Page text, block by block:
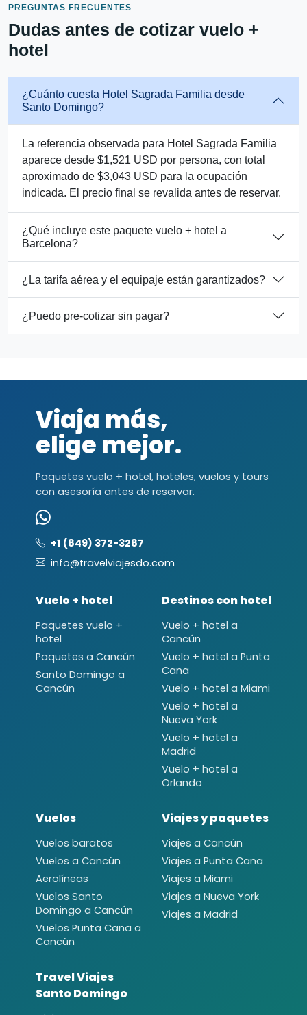
PREGUNTAS FRECUENTES
Dudas antes de cotizar vuelo +
hotel
¿Cuánto cuesta Hotel Sagrada Familia desde
Santo Domingo?
La referencia observada para Hotel Sagrada Familia
aparece desde $1,521 USD por persona, con total
aproximado de $3,043 USD para la ocupación
indicada. El precio final se revalida antes de reservar.
¿Qué incluye este paquete vuelo + hotel a
Barcelona?
¿La tarifa aérea y el equipaje están garantizados?
¿Puedo pre-cotizar sin pagar?
Viaja más,
elige mejor.
Paquetes vuelo + hotel, hoteles, vuelos y tours
con asesoría antes de reservar.
+1 (849) 372-3287
info@travelviajesdo.com
Vuelo + hotel
Paquetes vuelo +
hotel
Paquetes a Cancún
Santo Domingo a
Cancún
Destinos con hotel
Vuelo + hotel a
Cancún
Vuelo + hotel a Punta
Cana
Vuelo + hotel a Miami
Vuelo + hotel a
Nueva York
Vuelo + hotel a
Madrid
Vuelo + hotel a
Orlando
Vuelos
Vuelos baratos
Vuelos a Cancún
Aerolíneas
Vuelos Santo
Domingo a Cancún
Vuelos Punta Cana a
Cancún
Viajes y paquetes
Viajes a Cancún
Viajes a Punta Cana
Viajes a Miami
Viajes a Nueva York
Viajes a Madrid
Travel Viajes
Santo Domingo